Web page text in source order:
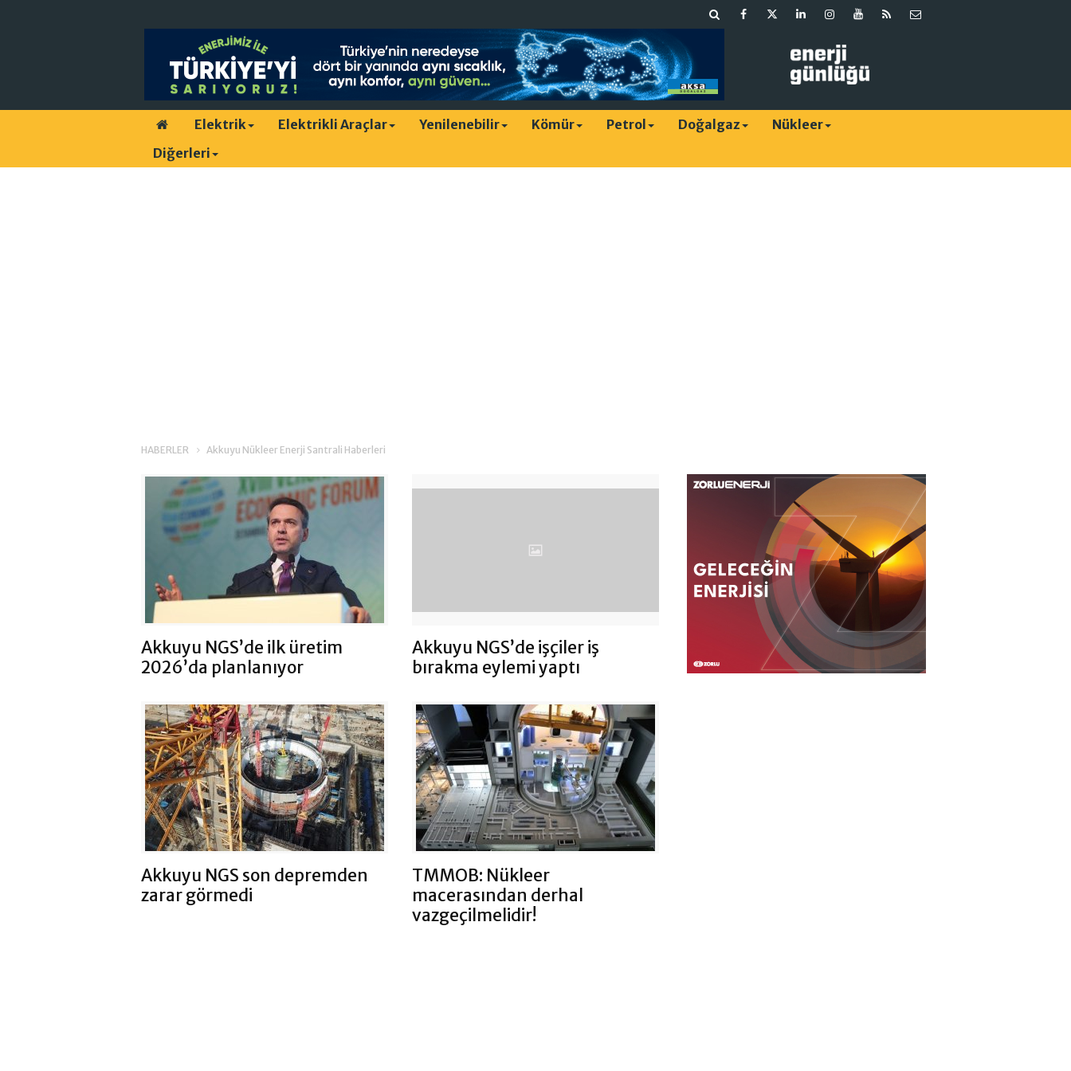
Elektrik Elektrikli Araçlar Yenilenebilir Kömür Petrol Doğalgaz
Nükleer
Diğerleri
HABERLER Akkuyu Nükleer Enerji Santrali Haberleri
Akkuyu NGS’de ilk üretim
2026’da planlanıyor
Akkuyu NGS’de işçiler iş
bırakma eylemi yaptı
Akkuyu NGS son depremden
zarar görmedi
TMMOB: Nükleer
macerasından derhal
vazgeçilmelidir!